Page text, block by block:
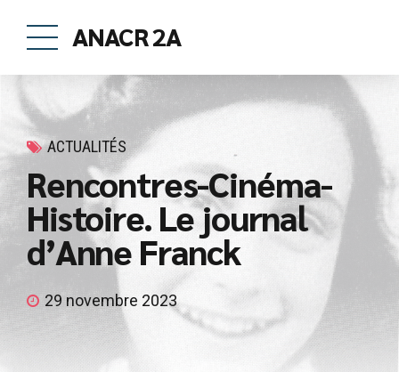
ANACR 2A
ACTUALITÉS
Rencontres-Cinéma-
Histoire. Le journal
d’Anne Franck
29 novembre 2023